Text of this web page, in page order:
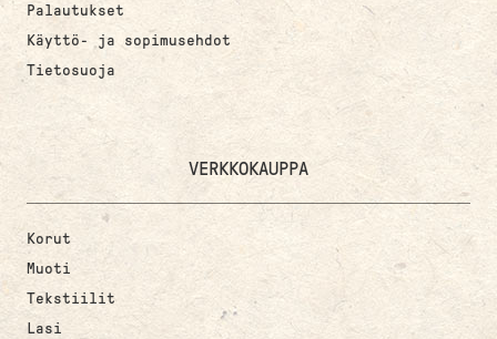
Palautukset
Käyttö- ja sopimusehdot
Tietosuoja
VERKKOKAUPPA
Korut
Muoti
Tekstiilit
Lasi